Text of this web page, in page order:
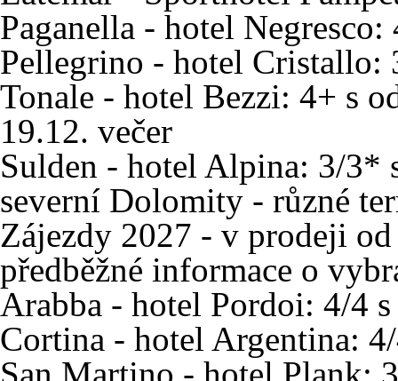
Paganella - hotel
Pellegrino - hotel Cristallo:
Tonale - hotel Bezzi: 4+ s
19.12. večer
Sulden - hotel Alpina: 3/3*
severní Dolomity - různé
Zájezdy 2027 - v prodeji
předběžné informace o
Arabba - hotel Pordoi: 4/4
Cortina - hotel Argentina: